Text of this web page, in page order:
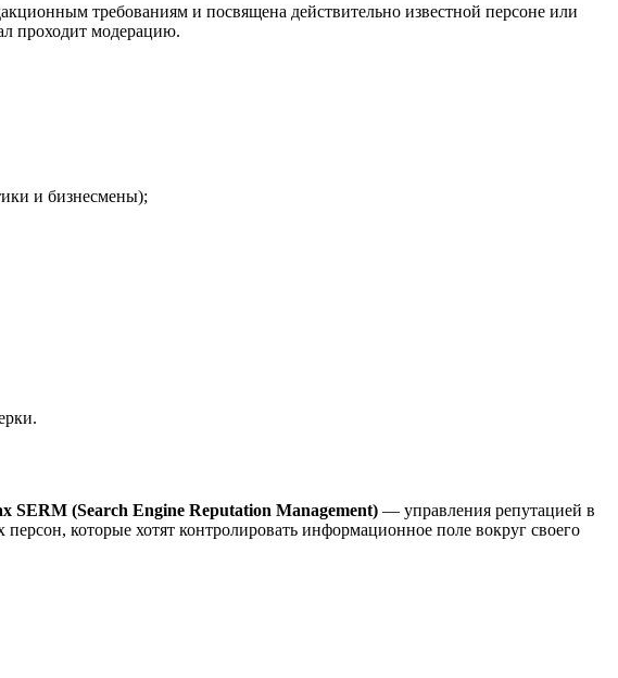
требованиям и посвящена действительно известной персоне или
проходит модерацию.
и бизнесмены);
SERM (Search Engine Reputation Management) — управления репутацией в
которые хотят контролировать информационное поле вокруг своего